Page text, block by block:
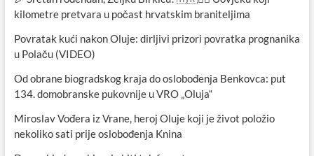
kilometre pretvara u počast hrvatskim braniteljima
Povratak kući nakon Oluje: dirljivi prizori povratka prognanika
u Polaču (VIDEO)
Od obrane biogradskog kraja do oslobođenja Benkovca: put
134. domobranske pukovnije u VRO „Oluja“
Miroslav Vođera iz Vrane, heroj Oluje koji je život položio
nekoliko sati prije oslobođenja Knina